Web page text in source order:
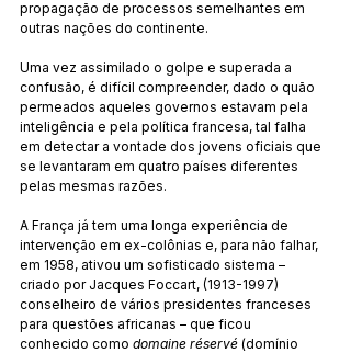
propagação de processos semelhantes em
outras nações do continente.
Uma vez assimilado o golpe e superada a
confusão, é difícil compreender, dado o quão
permeados aqueles governos estavam pela
inteligência e pela política francesa, tal falha
em detectar a vontade dos jovens oficiais que
se levantaram em quatro países diferentes
pelas mesmas razões.
A França já tem uma longa experiência de
intervenção em ex-colônias e, para não falhar,
em 1958, ativou um sofisticado sistema –
criado por Jacques Foccart, (1913-1997)
conselheiro de vários presidentes franceses
para questões africanas – que ficou
conhecido como domaine réservé (domínio